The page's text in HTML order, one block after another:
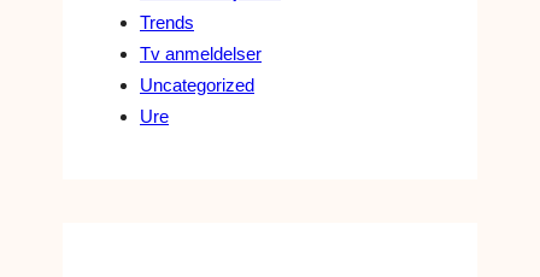
Trends
Tv anmeldelser
Uncategorized
Ure